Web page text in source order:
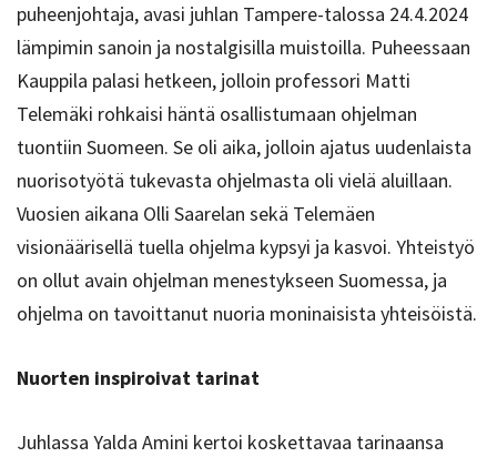
puheenjohtaja, avasi juhlan Tampere-talossa 24.4.2024
lämpimin sanoin ja nostalgisilla muistoilla. Puheessaan
Kauppila palasi hetkeen, jolloin professori Matti
Telemäki rohkaisi häntä osallistumaan ohjelman
tuontiin Suomeen. Se oli aika, jolloin ajatus uudenlaista
nuorisotyötä tukevasta ohjelmasta oli vielä aluillaan.
Vuosien aikana Olli Saarelan sekä Telemäen
visionäärisellä tuella ohjelma kypsyi ja kasvoi. Yhteistyö
on ollut avain ohjelman menestykseen Suomessa, ja
ohjelma on tavoittanut nuoria moninaisista yhteisöistä.
Nuorten inspiroivat tarinat
Juhlassa Yalda Amini kertoi koskettavaa tarinaansa